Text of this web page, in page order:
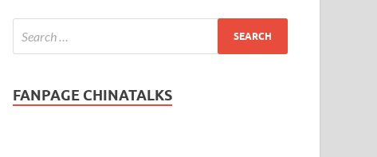
FANPAGE CHINATALKS